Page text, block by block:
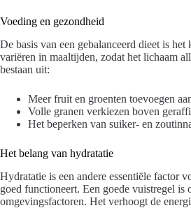
Voeding en gezondheid
De basis van een gebalanceerd dieet is
variëren in maaltijden, zodat het lichaam
bestaan uit:
Meer fruit en groenten toevoegen
Volle granen verkiezen boven
Het beperken van suiker- en
Het belang van hydratatie
Hydratatie is een andere essentiële factor
goed functioneert. Een goede vuistregel
omgevingsfactoren. Het verhoogt de